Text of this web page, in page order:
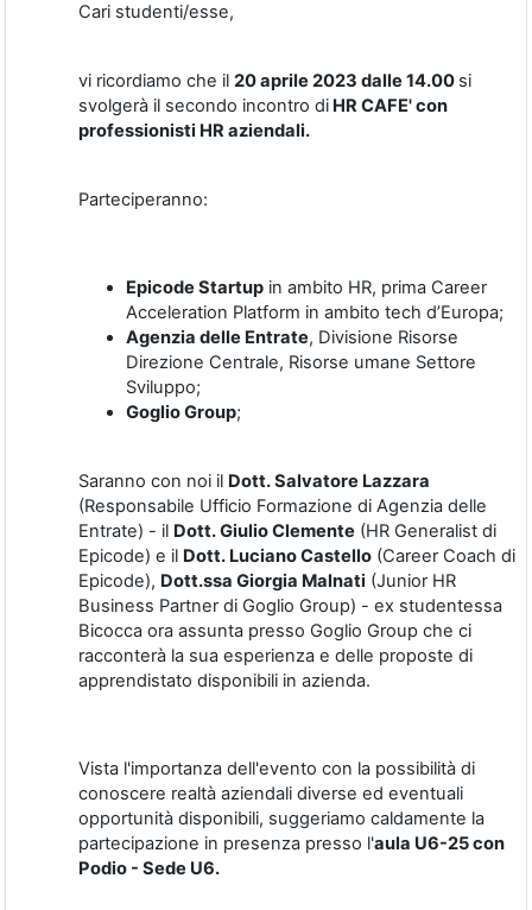
Cari studenti/esse,
vi ricordiamo che il 20 aprile 2023 dalle 14.00 si
svolgerà il secondo incontro di HR CAFE' con
professionisti HR aziendali.
Parteciperanno:
Epicode Startup in ambito HR, prima Career
Acceleration Platform in ambito tech d’Europa;
Agenzia delle Entrate, Divisione Risorse
Direzione Centrale, Risorse umane Settore
Sviluppo;
Goglio Group;
Saranno con noi il Dott. Salvatore Lazzara
(Responsabile Ufficio Formazione di Agenzia delle
Entrate) - il Dott. Giulio Clemente (HR Generalist di
Epicode) e il Dott. Luciano Castello (Career Coach di
Epicode), Dott.ssa Giorgia Malnati (Junior HR
Business Partner di Goglio Group) - ex studentessa
Bicocca ora assunta presso Goglio Group che ci
racconterà la sua esperienza e delle proposte di
apprendistato disponibili in azienda.
Vista l'importanza dell'evento con la possibilità di
conoscere realtà aziendali diverse ed eventuali
opportunità disponibili, suggeriamo caldamente la
partecipazione in presenza presso l'aula U6-25con
Podio - Sede U6.